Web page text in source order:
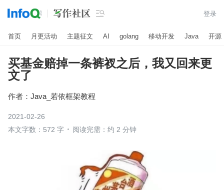
 登录
首页 月更活动 主题征文 AI golang 移动开发 Java 开源
买基金赔掉一条裤衩之后，我又回来更
文了
作者： Java_若依框架教程
2021-02-26
本文字数：572 字
阅读完需：约 2 分钟